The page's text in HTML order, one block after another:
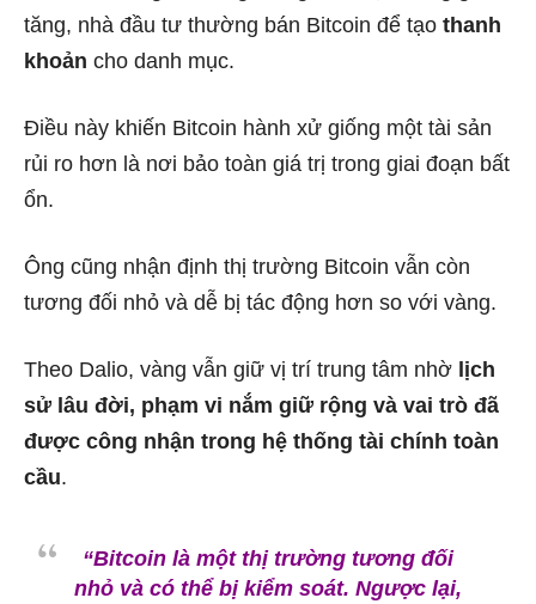
tăng, nhà đầu tư thường bán Bitcoin để tạo thanh
khoản cho danh mục.
Điều này khiến Bitcoin hành xử giống một tài sản
rủi ro hơn là nơi bảo toàn giá trị trong giai đoạn bất
ổn.
Ông cũng nhận định thị trường Bitcoin vẫn còn
tương đối nhỏ và dễ bị tác động hơn so với vàng.
Theo Dalio, vàng vẫn giữ vị trí trung tâm nhờ lịch
sử lâu đời, phạm vi nắm giữ rộng và vai trò đã
được công nhận trong hệ thống tài chính toàn
cầu.
“Bitcoin là một thị trường tương đối
nhỏ và có thể bị kiểm soát. Ngược lại,